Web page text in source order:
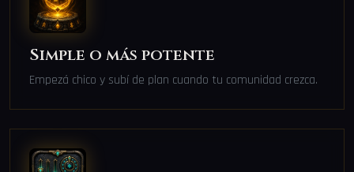
Simple o más potente
Empezá chico y subí de plan cuando tu comunidad crezca.